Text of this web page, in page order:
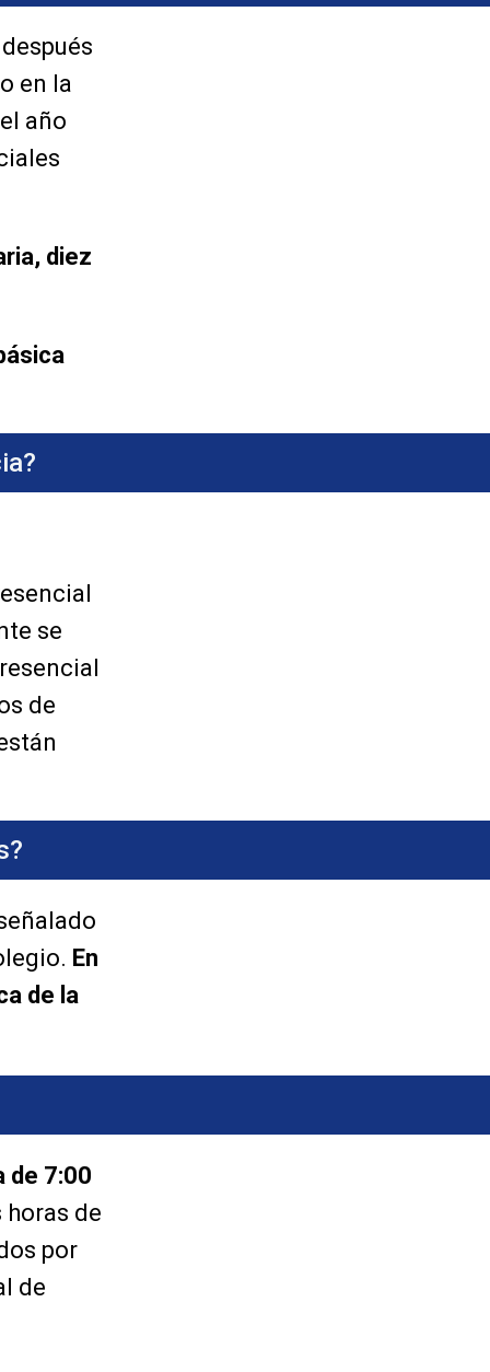
en la
año
diez
se
de
En
de la
de 7:00
horas de
por
de